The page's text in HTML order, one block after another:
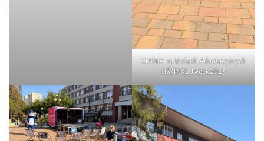
CINiBA na Dniach Adaptacyjnych
UŚ/INKLUweek2025